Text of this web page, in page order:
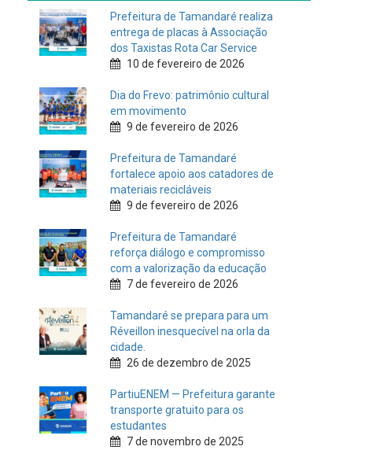
Prefeitura de Tamandaré realiza
entrega de placas à Associação
dos Taxistas Rota Car Service
10 de fevereiro de 2026
Dia do Frevo: patrimônio cultural
em movimento
9 de fevereiro de 2026
Prefeitura de Tamandaré
fortalece apoio aos catadores de
materiais recicláveis
9 de fevereiro de 2026
Prefeitura de Tamandaré
reforça diálogo e compromisso
com a valorização da educação
7 de fevereiro de 2026
Tamandaré se prepara para um
Réveillon inesquecível na orla da
cidade.
26 de dezembro de 2025
PartiuENEM — Prefeitura garante
transporte gratuito para os
estudantes
7 de novembro de 2025